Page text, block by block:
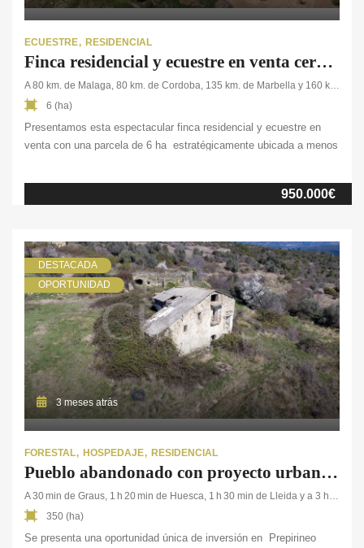
ECUESTRE RESIDENCIAL
Finca residencial y ecuestre en venta cerca de Málaga
6 (ha)
Presentamos esta espectacular finca residencial y ecuestre en
venta con una parcela de 6 ha estratégicamente ubicada a menos
geográfico difícil de encontrar en el mercado rústico actual, ya que
la propiedad permite situarse a este breve trayecto de la capital
950.000€
DESTACADA
OPORTUNIDAD
3 meses atrás
FORESTAL HOSPEDAJE RESIDENCIAL
Pueblo abandonado con proyecto urbanístico aprobado en Prepirineo Aragonés.
350 (ha)
Se presenta una oportunidad única de inversión en Prepirineo